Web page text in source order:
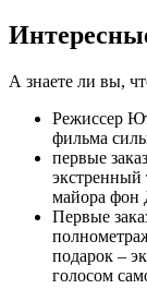
А знаете ли вы,
Режиссер
фильма
первые
экстренный
майора фон
Первые
подарок –
голосом